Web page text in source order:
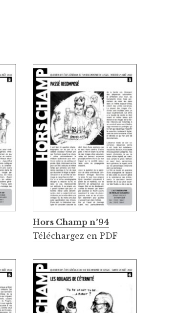
Hors Champ n°94
Téléchargez en PDF